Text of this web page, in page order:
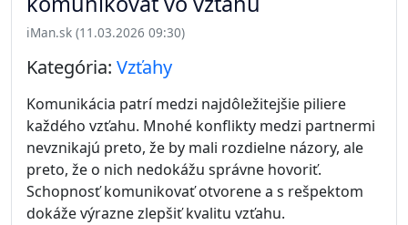
iMan.sk (11.03.2026 09:30)
Kategória: Vzťahy
Komunikácia patrí medzi najdôležitejšie piliere
každého vzťahu. Mnohé konflikty medzi partnermi
nevznikajú preto, že by mali rozdielne názory, ale
preto, že o nich nedokážu správne hovoriť.
Schopnosť komunikovať otvorene a s rešpektom
dokáže výrazne zlepšiť kvalitu vzťahu.